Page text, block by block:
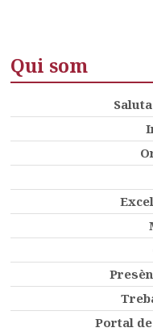
Qui som
Portal